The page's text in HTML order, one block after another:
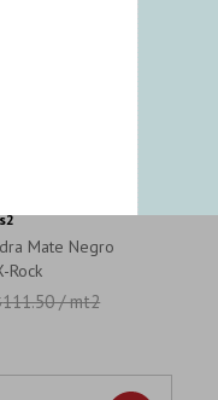
Mate Negro
Rock
111.50 / mt2